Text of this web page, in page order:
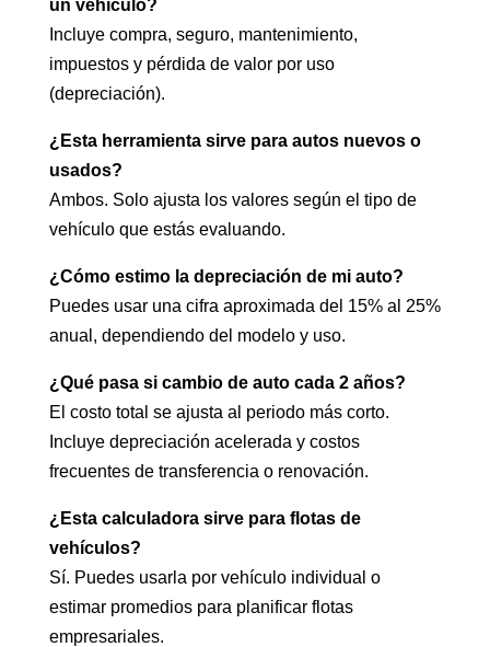
un vehículo?
Incluye compra, seguro, mantenimiento,
impuestos y pérdida de valor por uso
(depreciación).
¿Esta herramienta sirve para autos nuevos o
usados?
Ambos. Solo ajusta los valores según el tipo de
vehículo que estás evaluando.
¿Cómo estimo la depreciación de mi auto?
Puedes usar una cifra aproximada del 15% al 25%
anual, dependiendo del modelo y uso.
¿Qué pasa si cambio de auto cada 2 años?
El costo total se ajusta al periodo más corto.
Incluye depreciación acelerada y costos
frecuentes de transferencia o renovación.
¿Esta calculadora sirve para flotas de
vehículos?
Sí. Puedes usarla por vehículo individual o
estimar promedios para planificar flotas
empresariales.